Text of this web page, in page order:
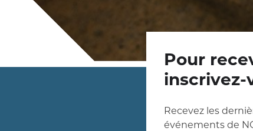
Pour
inscrivez-
Recevez les
événements de